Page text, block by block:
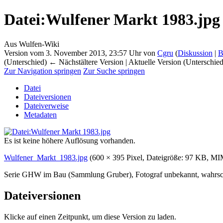
Datei:Wulfener Markt 1983.jpg
Aus Wulfen-Wiki
Version vom 3. November 2013, 23:57 Uhr von Cgru (Diskussion |
(Unterschied) ← Nächstältere Version | Aktuelle Version
Zur Navigation springen Zur Suche springen
Datei
Dateiversionen
Dateiverweise
Metadaten
Es ist keine höhere Auflösung vorhanden.
Wulfener_Markt_1983.jpg (600 × 395 Pixel, Dateigröße: 97 KB,
Serie GHW im Bau (Sammlung Gruber), Fotograf unbekannt,
Dateiversionen
Klicke auf einen Zeitpunkt, um diese Version zu laden.